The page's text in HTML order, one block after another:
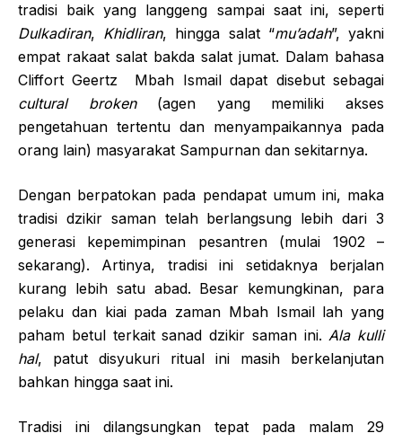
tradisi baik yang langgeng sampai saat ini, seperti
Dulkadiran, Khidliran, hingga salat “mu’adah”, yakni
empat rakaat salat bakda salat jumat. Dalam bahasa
Cliffort Geertz Mbah Ismail dapat disebut sebagai
cultural broken (agen yang memiliki akses
pengetahuan tertentu dan menyampaikannya pada
orang lain) masyarakat Sampurnan dan sekitarnya.
Dengan berpatokan pada pendapat umum ini, maka
tradisi dzikir saman telah berlangsung lebih dari 3
generasi kepemimpinan pesantren (mulai 1902 –
sekarang). Artinya, tradisi ini setidaknya berjalan
kurang lebih satu abad. Besar kemungkinan, para
pelaku dan kiai pada zaman Mbah Ismail lah yang
paham betul terkait sanad dzikir saman ini.Ala kulli
hal, patut disyukuri ritual ini masih berkelanjutan
bahkan hingga saat ini.
Tradisi ini dilangsungkan tepat pada malam 29